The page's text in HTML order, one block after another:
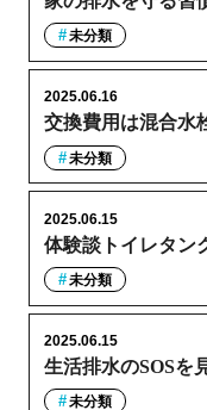
未分類
交換費用は混合水
2025.06.16
未分類
体験談トイレタン
2025.06.15
未分類
生活排水のSOSを
2025.06.15
未分類